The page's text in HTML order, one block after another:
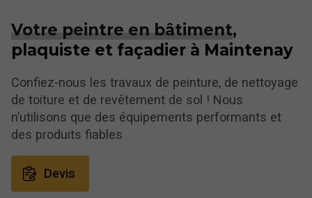
Votre peintre en bâtiment,
plaquiste et façadier à Maintenay
Confiez-nous les travaux de peinture, de nettoyage
de toiture et de revêtement de sol ! Nous
n’utilisons que des équipements performants et
des produits fiables
Devis